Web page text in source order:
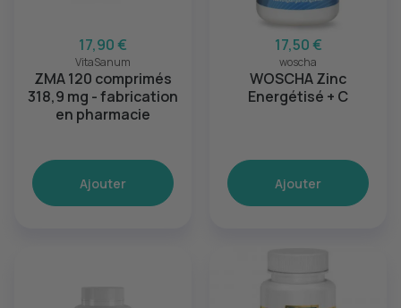
17,90 €
VitaSanum
ZMA 120 comprimés
318,9 mg - fabrication
en pharmacie
Ajouter
17,50 €
woscha
WOSCHA Zinc
Energétisé + C
Ajouter